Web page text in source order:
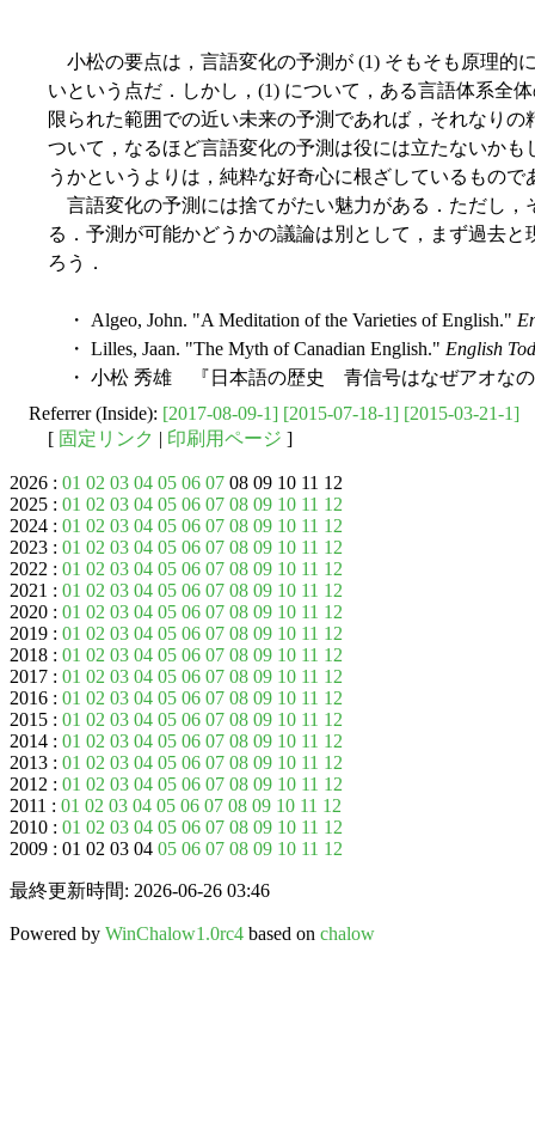
小松の要点は，言語変化の予測が (1) そもそも原理的
いという点だ．しかし，(1) について，ある言語体系全
限られた範囲での近い未来の予測であれば，それなり
ついて，なるほど言語変化の予測は役には立たないか
うかというよりは，純粋な好奇心に根ざしているもの
言語変化の予測には捨てがたい魅力がある．ただし，
る．予測が可能かどうかの議論は別として，まず過去
ろう．
・ Algeo, John. "A Meditation of the Varieties of English."
・ Lilles, Jaan. "The Myth of Canadian English." English
・ 小松 秀雄 『日本語の歴史 青信号はなぜアオな
Referrer (Inside): [2017-08-09-1] [2015-07-18-1] [2015-03-21-1]
[ 固定リンク | 印刷用ページ ]
2026 : 01 02 03 04 05 06 07 08 09 10 11 12
2025 : 01 02 03 04 05 06 07 08 09 10 11 12
2024 : 01 02 03 04 05 06 07 08 09 10 11 12
2023 : 01 02 03 04 05 06 07 08 09 10 11 12
2022 : 01 02 03 04 05 06 07 08 09 10 11 12
2021 : 01 02 03 04 05 06 07 08 09 10 11 12
2020 : 01 02 03 04 05 06 07 08 09 10 11 12
2019 : 01 02 03 04 05 06 07 08 09 10 11 12
2018 : 01 02 03 04 05 06 07 08 09 10 11 12
2017 : 01 02 03 04 05 06 07 08 09 10 11 12
2016 : 01 02 03 04 05 06 07 08 09 10 11 12
2015 : 01 02 03 04 05 06 07 08 09 10 11 12
2014 : 01 02 03 04 05 06 07 08 09 10 11 12
2013 : 01 02 03 04 05 06 07 08 09 10 11 12
2012 : 01 02 03 04 05 06 07 08 09 10 11 12
2011 : 01 02 03 04 05 06 07 08 09 10 11 12
2010 : 01 02 03 04 05 06 07 08 09 10 11 12
2009 : 01 02 03 04 05 06 07 08 09 10 11 12
最終更新時間: 2026-06-26 03:46
Powered by WinChalow1.0rc4 based on chalow